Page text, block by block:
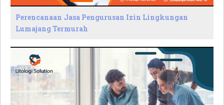
Perencanaan Jasa Pengurusan Izin Lingkungan
Lumajang Termurah